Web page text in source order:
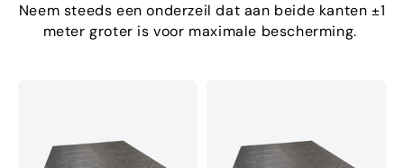
Neem steeds een onderzeil dat aan beide kanten ±1
meter groter is voor maximale bescherming.